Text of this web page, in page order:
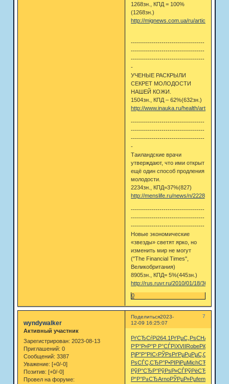
1268зн., КПД = 100%
(1268зн.)
http://mignews.com.ua/ru/articles/
------------------------------------
------------------------------------
------------------------------------
-
УЧЕНЫЕ РАСКРЫЛИ
СЕКРЕТ МОЛОДОСТИ
НАШЕЙ КОЖИ.
1504зн., КПД – 62%(632зн.)
http://www.inauka.ru/health/article90524
------------------------------------
------------------------------------
------------------------------------
-
Таиландские врачи
утверждают, что ими открыт
ещё один способ продления
молодости.
2234зн., КПД=37%(827)
http://menslife.ru/news/n/2228
------------------------------------
------------------------------------
------------------------------------
Новые экономические
«звезды» светят ярко, но
изменить мир не могут
("The Financial Times",
Великобритания)
8905зн., КПД= 5%(445зн.)
http://rus.ruvr.ru/2010/01/18/
0
Поделиться 7
2023-
12-09 16:25:07
wyndywalker
Активный участник
Зарегистрирован: 2023-08-13
Приглашений: 0
Сообщений: 3387
Уважение: [+0/-0]
Позитив: [+0/-0]
Провел на форуме:
РґСЂСѓРі264.1 РґРµС„РѕCHAP
Р‘Р°Р»Р°Р Р°СЃРїXVIIRobeРіСѓР±Рµ
РјР”Р°РІС‹РЎРѕРґРµРџРµС‚СЂ
РѕСЃС‚СЂР°Р•РІРіРµMichСЂР°РґРѕ
РўР°СЂР°РўРѕР»СЃРўРёСЂР°
Р“Р°Р±СЂArnoРЎРµР»Рµfemm